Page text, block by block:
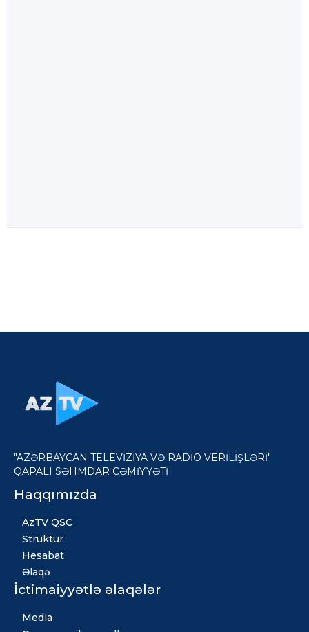
"AZƏRBAYCAN TELEVİZİYA VƏ RADİO VERİLİŞLƏRİ"
QAPALI SƏHMDAR CƏMİYYƏTİ
Haqqımızda
AzTV QSC
Struktur
Hesabat
Əlaqə
İctimaiyyətlə əlaqələr
Media